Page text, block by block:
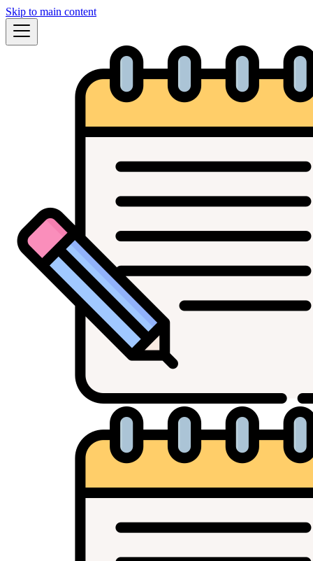
Skip to main content